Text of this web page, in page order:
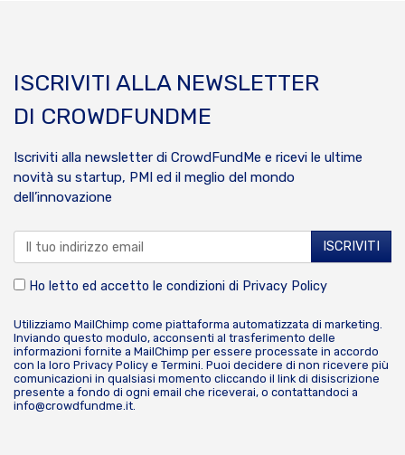
ISCRIVITI ALLA NEWSLETTER
DI CROWDFUNDME
Iscriviti alla newsletter di CrowdFundMe e ricevi le ultime
novità su startup, PMI ed il meglio del mondo
dell’innovazione
Ho letto ed accetto le condizioni di Privacy Policy
Utilizziamo MailChimp come piattaforma automatizzata di marketing.
Inviando questo modulo, acconsenti al trasferimento delle
informazioni fornite a MailChimp per essere processate in accordo
con la loro Privacy Policy e Termini. Puoi decidere di non ricevere più
comunicazioni in qualsiasi momento cliccando il link di disiscrizione
presente a fondo di ogni email che riceverai, o contattandoci a
info@crowdfundme.it.